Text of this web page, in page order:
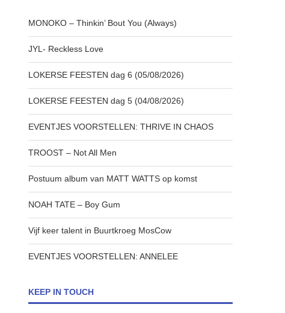
MONOKO – Thinkin’ Bout You (Always)
JYL- Reckless Love
LOKERSE FEESTEN dag 6 (05/08/2026)
LOKERSE FEESTEN dag 5 (04/08/2026)
EVENTJES VOORSTELLEN: THRIVE IN CHAOS
TROOST – Not All Men
Postuum album van MATT WATTS op komst
NOAH TATE – Boy Gum
Vijf keer talent in Buurtkroeg MosCow
EVENTJES VOORSTELLEN: ANNELEE
KEEP IN TOUCH